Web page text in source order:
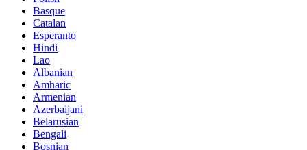
Basque
Catalan
Esperanto
Hindi
Lao
Albanian
Amharic
Armenian
Azerbaijani
Belarusian
Bengali
Bosnian